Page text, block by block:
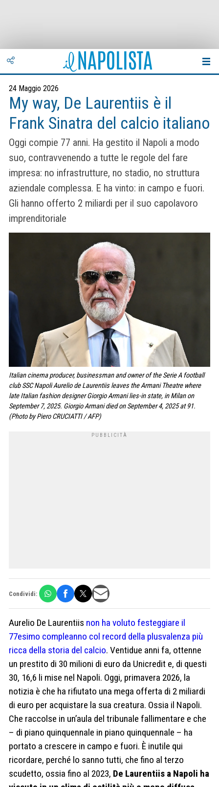
24 Maggio 2026
My way, De Laurentiis è il
Frank Sinatra del calcio italiano
Oggi compie 77 anni. Ha gestito il Napoli a modo
suo, contravvenendo a tutte le regole del fare
impresa: no infrastrutture, no stadio, no struttura
aziendale complessa. E ha vinto: in campo e fuori.
Gli hanno offerto 2 miliardi per il suo capolavoro
imprenditoriale
Italian cinema producer, businessman and owner of the Serie A football
club SSC Napoli Aurelio de Laurentiis leaves the Armani Theatre where
late Italian fashion designer Giorgio Armani lies-in state, in Milan on
September 7, 2025. Giorgio Armani died on September 4, 2025 at 91.
(Photo by Piero CRUCIATTI / AFP)
Condividi:
Aurelio De Laurentiis non ha voluto festeggiare il
77esimo compleanno col record della plusvalenza più
ricca della storia del calcio. Ventidue anni fa, ottenne
un prestito di 30 milioni di euro da Unicredit e, di questi
30, 16,6 li mise nel Napoli. Oggi, primavera 2026, la
notizia è che ha rifiutato una mega offerta di 2 miliardi
di euro per acquistare la sua creatura. Ossia il Napoli.
Che raccolse in un’aula del tribunale fallimentare e che
– di piano quinquennale in piano quinquennale – ha
portato a crescere in campo e fuori. È inutile qui
ricordare, perché lo sanno tutti, che fino al terzo
scudetto, ossia fino al 2023, De Laurentiis a Napoli ha